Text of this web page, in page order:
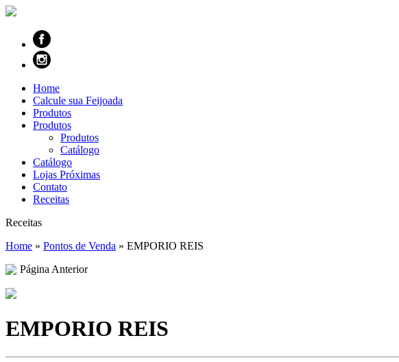
Home
Calcule sua Feijoada
Produtos
Produtos
Produtos
Catálogo
Catálogo
Lojas Próximas
Contato
Receitas
Receitas
Home » Pontos de Venda » EMPORIO REIS
Página Anterior
EMPORIO REIS